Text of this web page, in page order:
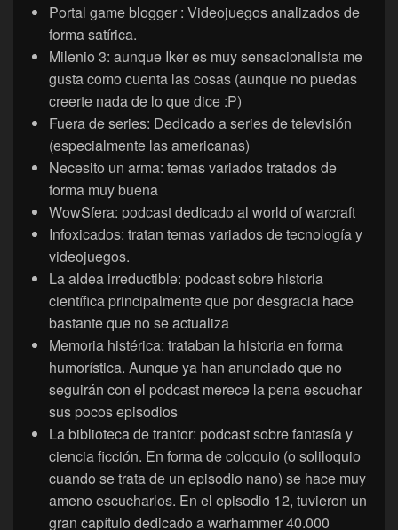
Portal game blogger : Videojuegos analizados de
forma satírica.
Milenio 3: aunque Iker es muy sensacionalista me
gusta como cuenta las cosas (aunque no puedas
creerte nada de lo que dice :P)
Fuera de series: Dedicado a series de televisión
(especialmente las americanas)
Necesito un arma: temas variados tratados de
forma muy buena
WowSfera: podcast dedicado al world of warcraft
Infoxicados: tratan temas variados de tecnología y
videojuegos.
La aldea irreductible: podcast sobre historia
científica principalmente que por desgracia hace
bastante que no se actualiza
Memoria histérica: trataban la historia en forma
humorística. Aunque ya han anunciado que no
seguirán con el podcast merece la pena escuchar
sus pocos episodios
La biblioteca de trantor: podcast sobre fantasía y
ciencia ficción. En forma de coloquio (o soliloquio
cuando se trata de un episodio nano) se hace muy
ameno escucharlos. En el episodio 12, tuvieron un
gran capítulo dedicado a warhammer 40.000